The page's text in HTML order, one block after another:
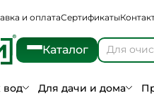
и оплатаСертификаты
Каталог
вод Для дачи и дома